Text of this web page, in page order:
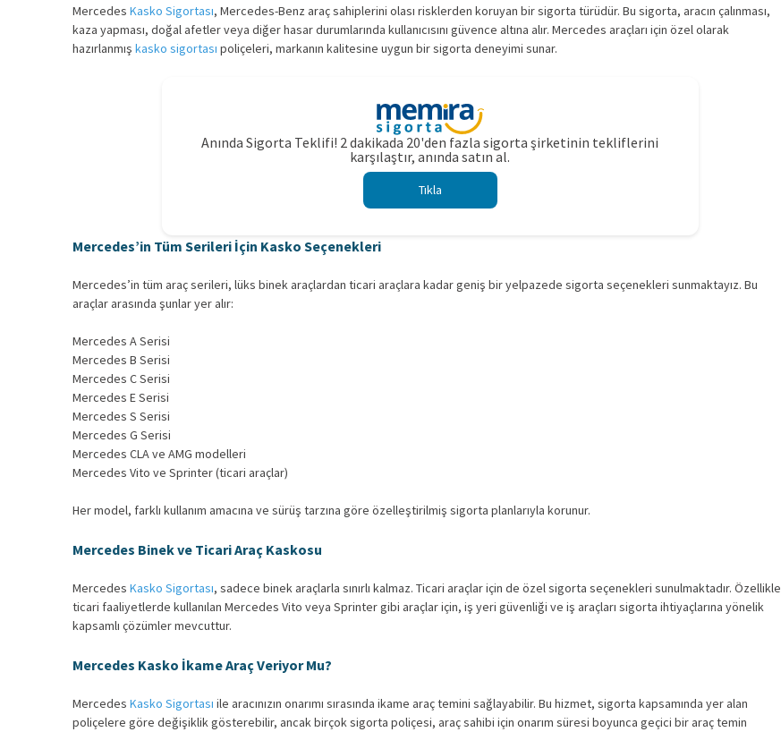
Mercedes Kasko Sigortası, Mercedes-Benz araç sahiplerini olası risklerden koruyan bir sigorta türüdür. Bu sigorta, aracın çalınması,
kaza yapması, doğal afetler veya diğer hasar durumlarında kullanıcısını güvence altına alır. Mercedes araçları için özel olarak
hazırlanmış kasko sigortası poliçeleri, markanın kalitesine uygun bir sigorta deneyimi sunar.
Anında Sigorta Teklifi! 2 dakikada 20'den fazla sigorta şirketinin tekliflerini
karşılaştır, anında satın al.
Tıkla
Mercedes’in Tüm Serileri İçin Kasko Seçenekleri
Mercedes’in tüm araç serileri, lüks binek araçlardan ticari araçlara kadar geniş bir yelpazede sigorta seçenekleri sunmaktayız. Bu
araçlar arasında şunlar yer alır:
Mercedes A Serisi
Mercedes B Serisi
Mercedes C Serisi
Mercedes E Serisi
Mercedes S Serisi
Mercedes G Serisi
Mercedes CLA ve AMG modelleri
Mercedes Vito ve Sprinter (ticari araçlar)
Her model, farklı kullanım amacına ve sürüş tarzına göre özelleştirilmiş sigorta planlarıyla korunur.
Mercedes Binek ve Ticari Araç Kaskosu
Mercedes Kasko Sigortası, sadece binek araçlarla sınırlı kalmaz. Ticari araçlar için de özel sigorta seçenekleri sunulmaktadır. Özellikle
ticari faaliyetlerde kullanılan Mercedes Vito veya Sprinter gibi araçlar için, iş yeri güvenliği ve iş araçları sigorta ihtiyaçlarına yönelik
kapsamlı çözümler mevcuttur.
Mercedes Kasko İkame Araç Veriyor Mu?
Mercedes Kasko Sigortası ile aracınızın onarımı sırasında ikame araç temini sağlayabilir. Bu hizmet, sigorta kapsamında yer alan
poliçelere göre değişiklik gösterebilir, ancak birçok sigorta poliçesi, araç sahibi için onarım süresi boyunca geçici bir araç temin